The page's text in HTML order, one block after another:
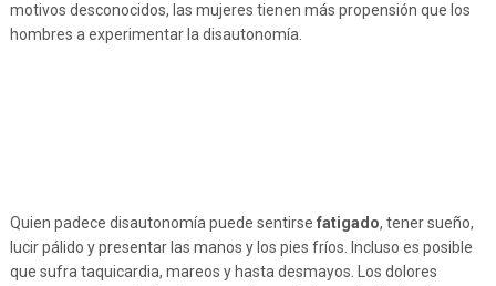
motivos desconocidos, las mujeres tienen más propensión que los
hombres a experimentar la disautonomía.
Quien padece disautonomía puede sentirse fatigado, tener sueño,
lucir pálido y presentar las manos y los pies fríos. Incluso es posible
que sufra taquicardia, mareos y hasta desmayos. Los dolores